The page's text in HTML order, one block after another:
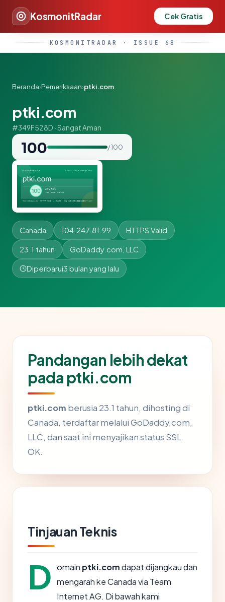
KosmonitRadar Cek Gratis
KOSMONITRADAR · ISSUE 68
Beranda›Pemeriksaan›ptki.com
ptki.com
#349F528D · Sangat Aman
100 / 100
Canada 104.247.81.99 HTTPS Valid
23.1 tahun GoDaddy.com, LLC
Diperbarui3 bulan yang lalu
Pandangan lebih dekat
pada ptki.com
ptki.com berusia 23.1 tahun, dihosting di
Canada, terdaftar melalui GoDaddy.com,
LLC, dan saat ini menyajikan status SSL
OK.
Tinjauan Teknis
D omain ptki.comdapat dijangkau dan
mengarah ke Canada via Team
Internet AG. Di bawah kami